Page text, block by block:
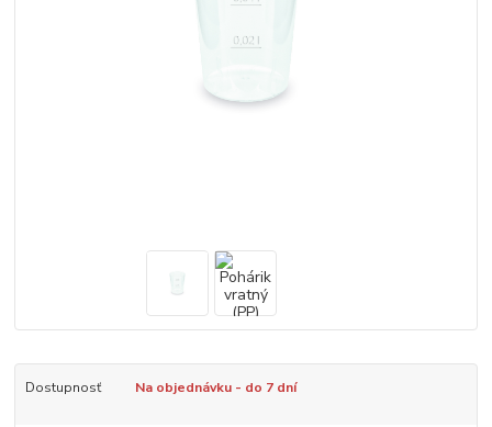
Dostupnosť Na objednávku - do 7 dní